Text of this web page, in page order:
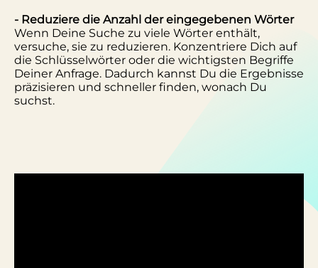
- Reduziere die Anzahl der eingegebenen Wörter
Wenn Deine Suche zu viele Wörter enthält,
versuche, sie zu reduzieren. Konzentriere Dich auf
die Schlüsselwörter oder die wichtigsten Begriffe
Deiner Anfrage. Dadurch kannst Du die Ergebnisse
präzisieren und schneller finden, wonach Du
suchst.